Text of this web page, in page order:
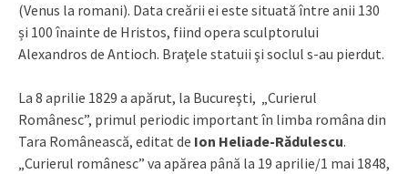
(Venus la romani). Data creării ei este situată între anii 130
și 100 înainte de Hristos, fiind opera sculptorului
Alexandros de Antioch. Braţele statuii şi soclul s-au pierdut.
La 8 aprilie 1829 a apărut, la Bucureşti, „Curierul
Românesc”, primul periodic important în limba româna din
Tara Românească, editat de Ion Heliade-Rădulescu.
„Curierul românesc” va apărea până la 19 aprilie/1 mai 1848,